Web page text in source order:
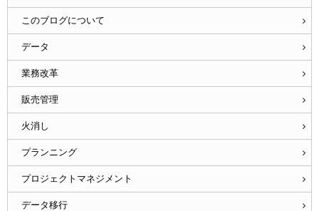
このブログについて
データ
業務改革
販売管理
火消し
プランニング
プロジェクトマネジメント
データ移行